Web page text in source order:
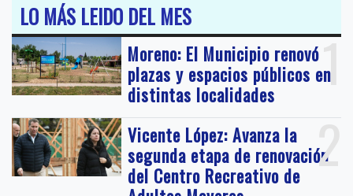
LO MÁS LEIDO DEL MES
1
Moreno: El Municipio renovó
plazas y espacios públicos en
distintas localidades
2
Vicente López: Avanza la
segunda etapa de renovación
del Centro Recreativo de